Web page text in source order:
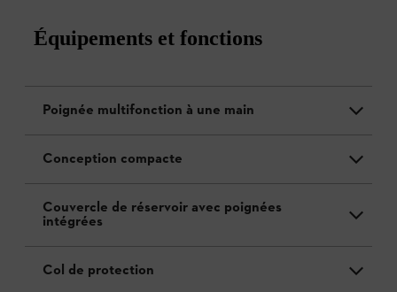
Équipements et fonctions
Poignée multifonction à une main
Conception compacte
Couvercle de réservoir avec poignées
intégrées
Col de protection